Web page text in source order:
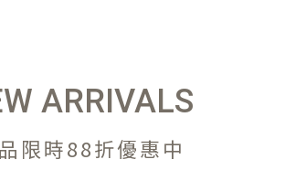
ARRIVALS
限時88折優惠中